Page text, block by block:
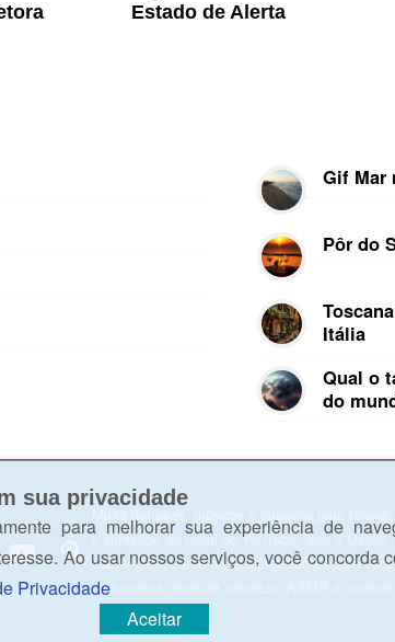
Estado de Alerta
Gif Mar
Pôr do
Itália
Qual o
do
Muita natureza, músicas e imagens para
o conteúdo do canal no YouTube. Sou o
dormir bem, como músicas relaxantes para
com vídeos, sons da natureza, ASMR e
sua privacidade
para melhorar sua experiência de
Ao usar nossos serviços, você concorda
Privacidade
Aceitar